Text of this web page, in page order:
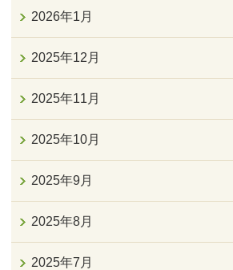
2026年1月
2025年12月
2025年11月
2025年10月
2025年9月
2025年8月
2025年7月